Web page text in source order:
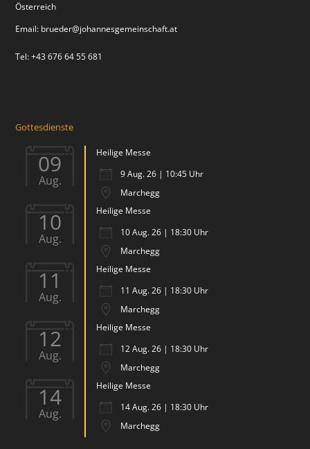
Österreich
Email: brueder@johannesgemeinschaft.at
Tel: +43 676 64 55 681
Gottesdienste
09
Aug.
Heilige Messe
9 Aug. 26 | 10:45 Uhr
Marchegg
10
Aug.
Heilige Messe
10 Aug. 26 | 18:30 Uhr
Marchegg
11
Aug.
Heilige Messe
11 Aug. 26 | 18:30 Uhr
Marchegg
12
Aug.
Heilige Messe
12 Aug. 26 | 18:30 Uhr
Marchegg
14
Aug.
Heilige Messe
14 Aug. 26 | 18:30 Uhr
Marchegg